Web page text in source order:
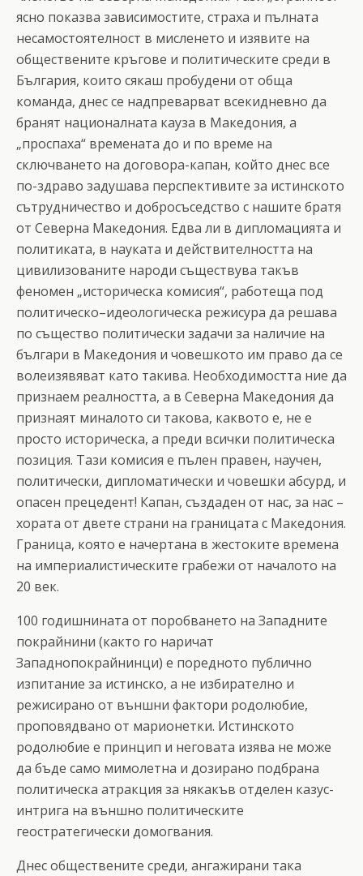
ясно показва зависимостите, страха и пълната
несамостоятелност в мисленето и изявите на
обществените кръгове и политическите среди в
България, които сякаш пробудени от обща
команда, днес се надпреварват всекидневно да
бранят националната кауза в Македония, а
„проспаха“ времената до и по време на
сключването на договора-капан, който днес все
по-здраво задушава перспективите за истинското
сътрудничество и добросъседство с нашите братя
от Северна Македония. Едва ли в дипломацията и
политиката, в науката и действителността на
цивилизованите народи съществува такъв
феномен „историческа комисия“, работеща под
политическо–идеологическа режисура да решава
по същество политически задачи за наличие на
българи в Македония и човешкото им право да се
волеизявяват като такива. Необходимостта ние да
признаем реалността, а в Северна Македония да
признаят миналото си такова, каквото е, не е
просто историческа, а преди всички политическа
позиция. Тази комисия е пълен правен, научен,
политически, дипломатически и човешки абсурд, и
опасен прецедент! Капан, създаден от нас, за нас –
хората от двете страни на границата с Македония.
Граница, която е начертана в жестоките времена
на империалистическите грабежи от началото на
20 век.
100 годишнината от поробването на Западните
покрайнини (както го наричат
Западнопокрайнинци) е поредното публично
изпитание за истинско, а не избирателно и
режисирано от външни фактори родолюбие,
проповядвано от марионетки. Истинското
родолюбие е принцип и неговата изява не може
да бъде само мимолетна и дозирано подбрана
политическа атракция за някакъв отделен казус-
интрига на външно политическите
геостратегически домогвания.
Днес обществените среди, ангажирани така